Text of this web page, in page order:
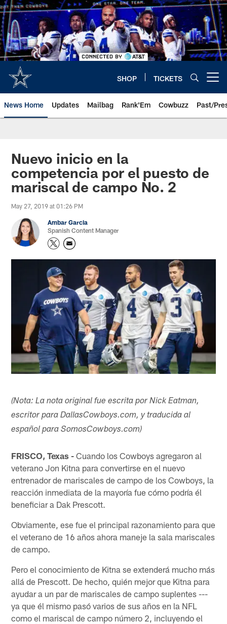
Skip
to
main
content
SHOP TICKETS
News Home Updates Mailbag Rank'Em Cowbuzz Past/
Nuevo inicio en la
competencia por el puesto de
mariscal de campo No. 2
May 27, 2019 at 01:26 PM
Ambar Garcia
Spanish Content Manager
(Nota: La nota original fue escrita por Nick Eatman,
escritor para DallasCowboys.com, y traducida al
español para SomosCowboys.com)​
FRISCO, Texas - Cuando los Cowboys agregaron al
veterano Jon Kitna para convertirse en el nuevo
entrenador de mariscales de campo de los Cowboys, la
reacción inmediata de la mayoría fue cómo podría él
beneficiar a Dak Prescott.
Obviamente, ese fue el principal razonamiento para que
el veterano de 16 años ahora maneje la sala mariscales
de campo.
Pero el conocimiento de Kitna se extenderá mucho más
allá de Prescott. De hecho, quién mejor que Kitna para
ayudar a un par de mariscales de campo suplentes ---
ya que él mismo pasó varios de sus años en la NFL
como el mariscal de campo número 2, incluyendo el